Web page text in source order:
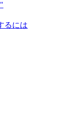
るには